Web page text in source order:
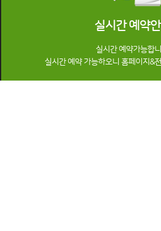
실시간 예약
실시간 예약가능합
실시간 예약 가능하오니 홈페이지&